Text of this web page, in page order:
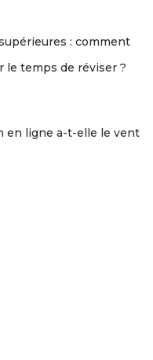
: comment
le temps de réviser ?
en ligne a-t-elle le vent